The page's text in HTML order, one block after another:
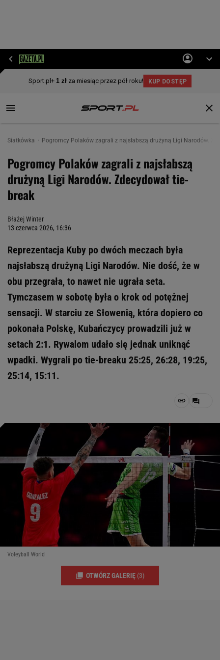
Siatkówka Pogromcy Polaków zagrali z najsłabszą drużyną Ligi Narodów.
Pogromcy Polaków zagrali z najsłabszą
drużyną Ligi Narodów. Zdecydował tie-
break
Błażej Winter
13 czerwca 2026, 16:36
Reprezentacja Kuby po dwóch meczach była
najsłabszą drużyną Ligi Narodów. Nie dość, że w
obu przegrała, to nawet nie ugrała seta.
Tymczasem w sobotę była o krok od potężnej
sensacji. W starciu ze Słowenią, która dopiero co
pokonała Polskę, Kubańczycy prowadzili już w
setach 2:1. Rywalom udało się jednak uniknąć
wpadki. Wygrali po tie-breaku 25:25, 26:28, 19:25,
25:14, 15:11.
Voleyball World
OTWÓRZ GALERIĘ (3)